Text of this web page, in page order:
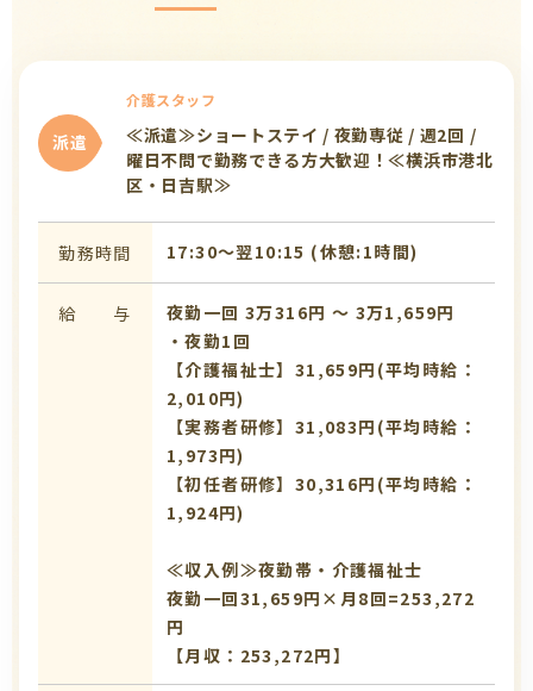
派遣
介護スタッフ
≪派遣≫ショートステイ / 夜勤専従 / 週2回 /
曜日不問で勤務できる方大歓迎！≪横浜市港北
区・日吉駅≫
勤務時間 17:30〜翌10:15 (休憩:1時間)
給 与
夜勤一回 3万316円 〜 3万1,659円
・夜勤1回
【介護福祉士】31,659円(平均時給：
2,010円)
【実務者研修】31,083円(平均時給：
1,973円)
【初任者研修】30,316円(平均時給：
1,924円)
≪収入例≫夜勤帯・介護福祉士
夜勤一回31,659円×月8回=253,272
円
【月収：253,272円】